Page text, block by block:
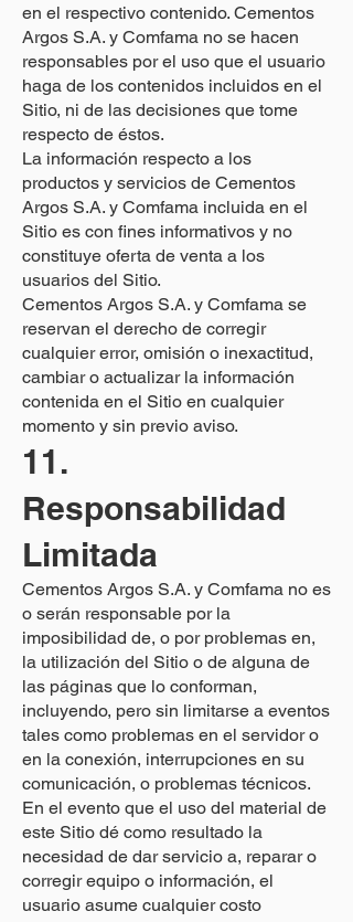
en el respectivo contenido. Cementos
Argos S.A. y Comfama no se hacen
responsables por el uso que el usuario
haga de los contenidos incluidos en el
Sitio, ni de las decisiones que tome
respecto de éstos.
La información respecto a los
productos y servicios de Cementos
Argos S.A. y Comfama incluida en el
Sitio es con fines informativos y no
constituye oferta de venta a los
usuarios del Sitio.
Cementos Argos S.A. y Comfama se
reservan el derecho de corregir
cualquier error, omisión o inexactitud,
cambiar o actualizar la información
contenida en el Sitio en cualquier
momento y sin previo aviso.
11.
Responsabilidad
Limitada
Cementos Argos S.A. y Comfama no es
o serán responsable por la
imposibilidad de, o por problemas en,
la utilización del Sitio o de alguna de
las páginas que lo conforman,
incluyendo, pero sin limitarse a eventos
tales como problemas en el servidor o
en la conexión, interrupciones en su
comunicación, o problemas técnicos.
En el evento que el uso del material de
este Sitio dé como resultado la
necesidad de dar servicio a, reparar o
corregir equipo o información, el
usuario asume cualquier costo